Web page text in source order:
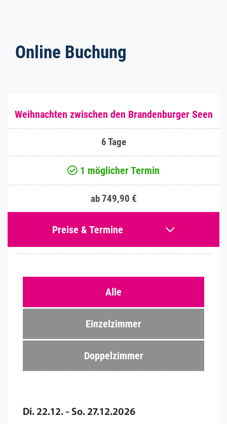
Online Buchung
Weihnachten zwischen den Brandenburger Seen
6 Tage
1 möglicher Termin
ab 749,90 €
Preise & Termine
Alle
Einzelzimmer
Doppelzimmer
Di. 22.12. - So. 27.12.2026